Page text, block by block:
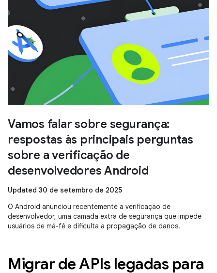
Vamos falar sobre segurança:
respostas às principais perguntas
sobre a verificação de
desenvolvedores Android
Updated 30 de setembro de 2025
O Android anunciou recentemente a verificação de
desenvolvedor, uma camada extra de segurança que impede
usuários de má-fé e dificulta a propagação de danos.
Migrar de APIs legadas para